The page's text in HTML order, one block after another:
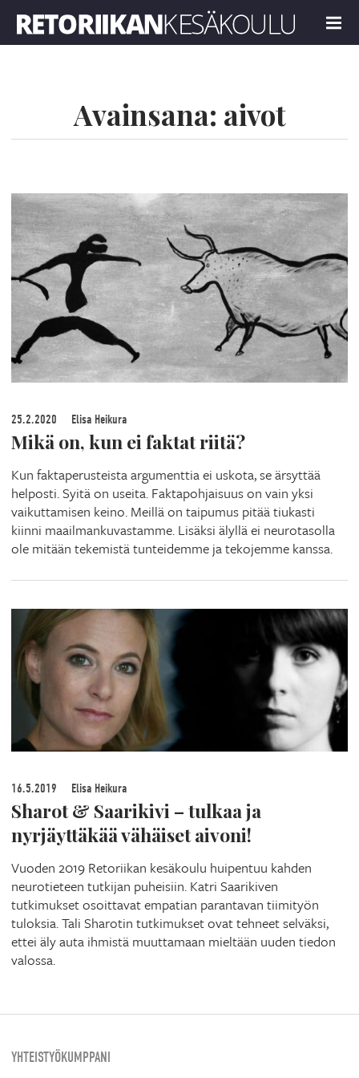
MENU
Avainsana: aivot
25.2.2020 Elisa Heikura
Mikä on, kun ei faktat riitä?
Kun faktaperusteista argumenttia ei uskota, se ärsyttää
helposti. Syitä on useita. Faktapohjaisuus on vain yksi
vaikuttamisen keino. Meillä on taipumus pitää tiukasti
kiinni maailmankuvastamme. Lisäksi älyllä ei neurotasolla
ole mitään tekemistä tunteidemme ja tekojemme kanssa.
16.5.2019 Elisa Heikura
Sharot & Saarikivi – tulkaa ja
nyrjäyttäkää vähäiset aivoni!
Vuoden 2019 Retoriikan kesäkoulu huipentuu kahden
neurotieteen tutkijan puheisiin. Katri Saarikiven
tutkimukset osoittavat empatian parantavan tiimityön
tuloksia. Tali Sharotin tutkimukset ovat tehneet selväksi,
ettei äly auta ihmistä muuttamaan mieltään uuden tiedon
valossa.
YHTEISTYÖKUMPPANI